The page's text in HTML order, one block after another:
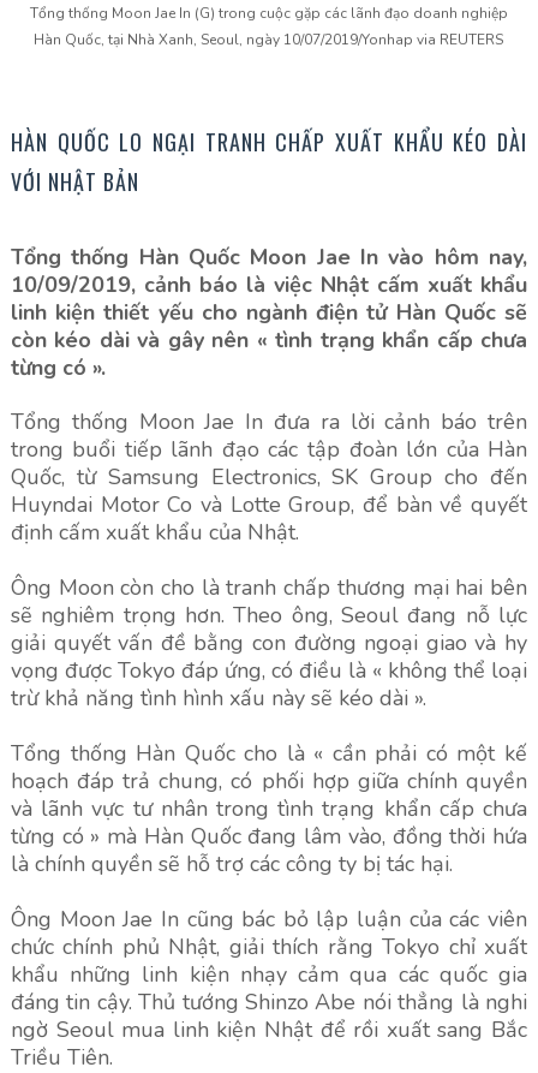
Tổng thống Moon Jae In (G) trong cuộc gặp các lãnh đạo doanh nghiệp
Hàn Quốc, tại Nhà Xanh, Seoul, ngày 10/07/2019/Yonhap via REUTERS
HÀN QUỐC LO NGẠI TRANH CHẤP XUẤT KHẨU KÉO DÀI
VỚI NHẬT BẢN
Tổng thống Hàn Quốc Moon Jae In vào hôm nay,
10/09/2019, cảnh báo là việc Nhật cấm xuất khẩu
linh kiện thiết yếu cho ngành điện tử Hàn Quốc sẽ
còn kéo dài và gây nên « tình trạng khẩn cấp chưa
từng có ».
Tổng thống Moon Jae In đưa ra lời cảnh báo trên
trong buổi tiếp lãnh đạo các tập đoàn lớn của Hàn
Quốc, từ Samsung Electronics, SK Group cho đến
Huyndai Motor Co và Lotte Group, để bàn về quyết
định cấm xuất khẩu của Nhật.
Ông Moon còn cho là tranh chấp thương mại hai bên
sẽ nghiêm trọng hơn. Theo ông, Seoul đang nỗ lực
giải quyết vấn đề bằng con đường ngoại giao và hy
vọng được Tokyo đáp ứng, có điều là « không thể loại
trừ khả năng tình hình xấu này sẽ kéo dài ».
Tổng thống Hàn Quốc cho là « cần phải có một kế
hoạch đáp trả chung, có phối hợp giữa chính quyền
và lãnh vực tư nhân trong tình trạng khẩn cấp chưa
từng có » mà Hàn Quốc đang lâm vào, đồng thời hứa
là chính quyền sẽ hỗ trợ các công ty bị tác hại.
Ông Moon Jae In cũng bác bỏ lập luận của các viên
chức chính phủ Nhật, giải thích rằng Tokyo chỉ xuất
khẩu những linh kiện nhạy cảm qua các quốc gia
đáng tin cậy. Thủ tướng Shinzo Abe nói thẳng là nghi
ngờ Seoul mua linh kiện Nhật để rồi xuất sang Bắc
Triều Tiên.